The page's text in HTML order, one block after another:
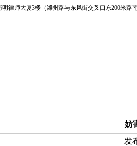
律师大厦3楼（潍州路与东风街交叉口东200米路
妨
发